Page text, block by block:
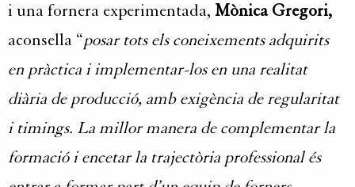
i una fornera experimentada, Mònica Gregori,
aconsella “posar tots els coneixements adquirits
en pràctica i implementar-los en una realitat
diària de producció, amb exigència de regularitat
i timings. La millor manera de complementar la
formació i encetar la trajectòria professional és